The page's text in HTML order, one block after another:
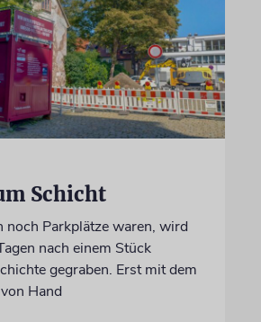
Schicht
noch Parkplätze waren, wird
nach einem Stück
gegraben. Erst mit dem
Hand